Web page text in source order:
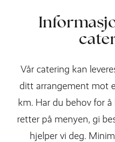
Vår catering kan
ditt arrangement mot
km. Har du behov for
retter på menyen, gi
hjelper vi deg.